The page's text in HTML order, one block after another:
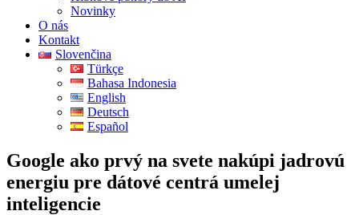
Novinky
O nás
Kontakt
Slovenčina
Türkçe
Bahasa Indonesia
English
Deutsch
Español
Google ako prvý na svete nakúpi jadrovú
energiu pre dátové centrá umelej
inteligencie